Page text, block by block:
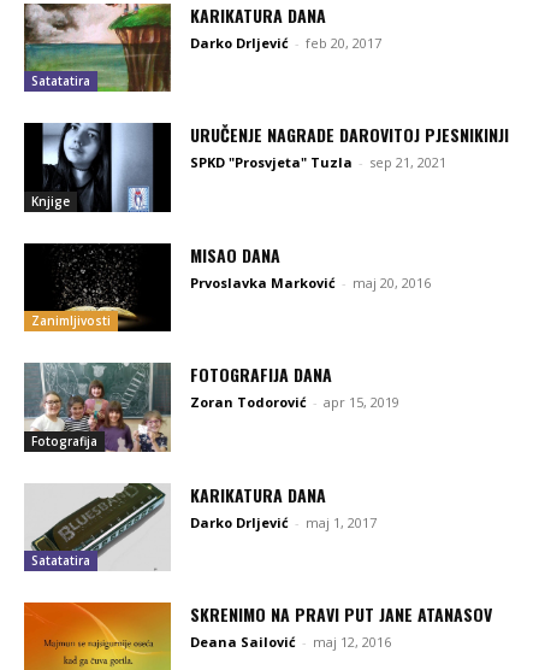
Satatatira
KARIKATURA DANA
Darko Drljević - feb 20, 2017
Knjige
URUČENJE NAGRADE DAROVITOJ PJESNIKINJI
SPKD "Prosvjeta" Tuzla - sep 21, 2021
Zanimljivosti
MISAO DANA
Prvoslavka Marković - maj 20, 2016
Fotografija
FOTOGRAFIJA DANA
Zoran Todorović - apr 15, 2019
Satatatira
KARIKATURA DANA
Darko Drljević - maj 1, 2017
SKRENIMO NA PRAVI PUT JANE ATANASOV
Deana Sailović - maj 12, 2016